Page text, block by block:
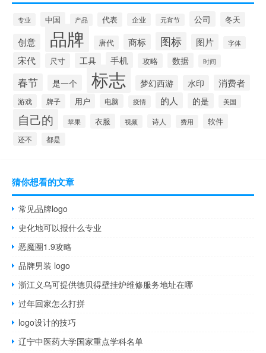
专业 中国 产品 代表 企业 元宵节 公司 冬天
创意 品牌 唐代 商标 图标 图片 字体
宋代 尺寸 工具 手机 攻略 数据 时间
春节 是一个 标志 梦幻西游 水印 消费者
游戏 牌子 用户 电脑 疫情 的人 的是 美国
自己的 苹果 衣服 视频 诗人 费用 软件
还不 都是
猜你想看的文章
常见品牌logo
史化地可以报什么专业
恶魔圈1.9攻略
品牌男装 logo
浙江义乌可提供德贝得壁挂炉维修服务地址在哪
过年回家怎么打拼
logo设计的技巧
辽宁中医药大学国家重点学科名单